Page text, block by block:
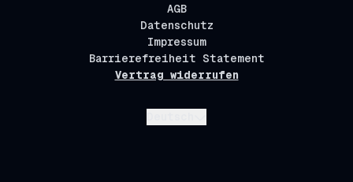
AGB
Datenschutz
Impressum
Barrierefreiheit Statement
Vertrag widerrufen